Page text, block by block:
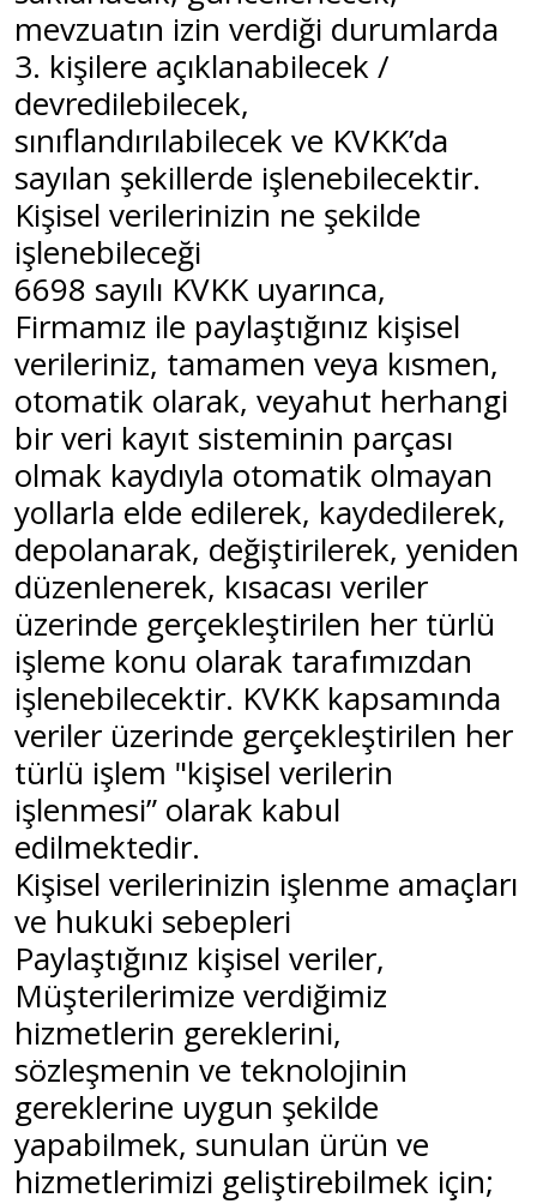
mevzuatın izin verdiği durumlarda
3. kişilere açıklanabilecek /
devredilebilecek,
sınıflandırılabilecek ve KVKK’da
sayılan şekillerde işlenebilecektir.
Kişisel verilerinizin ne şekilde
işlenebileceği
6698 sayılı KVKK uyarınca,
Firmamız ile paylaştığınız kişisel
verileriniz, tamamen veya kısmen,
otomatik olarak, veyahut herhangi
bir veri kayıt sisteminin parçası
olmak kaydıyla otomatik olmayan
yollarla elde edilerek, kaydedilerek,
depolanarak, değiştirilerek, yeniden
düzenlenerek, kısacası veriler
üzerinde gerçekleştirilen her türlü
işleme konu olarak tarafımızdan
işlenebilecektir. KVKK kapsamında
veriler üzerinde gerçekleştirilen her
türlü işlem "kişisel verilerin
işlenmesi” olarak kabul
edilmektedir.
Kişisel verilerinizin işlenme amaçları
ve hukuki sebepleri
Paylaştığınız kişisel veriler,
Müşterilerimize verdiğimiz
hizmetlerin gereklerini,
sözleşmenin ve teknolojinin
gereklerine uygun şekilde
yapabilmek, sunulan ürün ve
hizmetlerimizi geliştirebilmek için;